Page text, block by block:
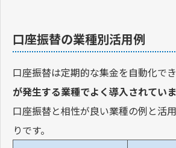
口座振替の業種別活用例
口座振替は定期的な集金を自動化でき
が発生する業種でよく導入されてい
口座振替と相性が良い業種の例と活
りです。